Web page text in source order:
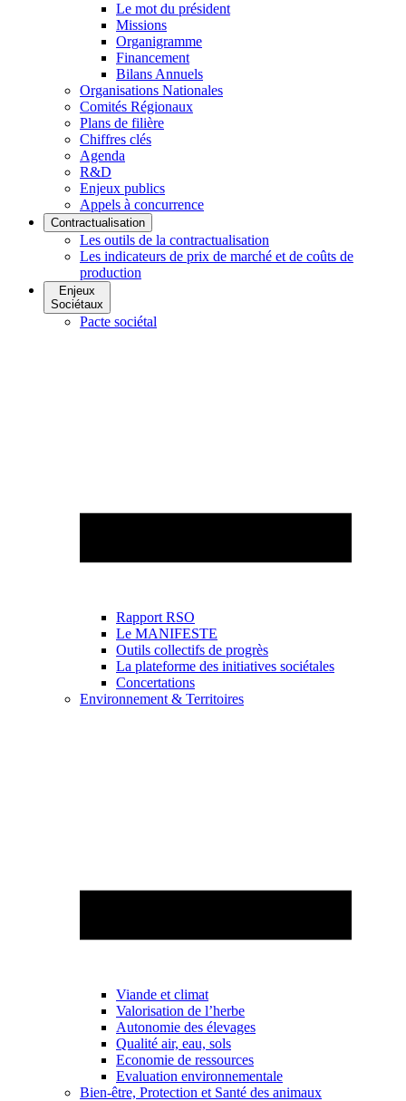
Le mot du président
Missions
Organigramme
Financement
Bilans Annuels
Organisations Nationales
Comités Régionaux
Plans de filière
Chiffres clés
Agenda
R&D
Enjeux publics
Appels à concurrence
Contractualisation
Les outils de la contractualisation
Les indicateurs de prix de marché et de coûts de
production
Enjeux
Sociétaux
Pacte sociétal
Rapport RSO
Le MANIFESTE
Outils collectifs de progrès
La plateforme des initiatives sociétales
Concertations
Environnement & Territoires
Viande et climat
Valorisation de l’herbe
Autonomie des élevages
Qualité air, eau, sols
Economie de ressources
Evaluation environnementale
Bien-être, Protection et Santé des animaux